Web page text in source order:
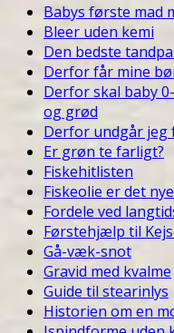
Babys første mad
Bleer uden kemi
Den bedste
Derfor får mine
Derfor skal baby
og grød
Derfor undgår jeg
Er grøn te farligt?
Fiskehitlisten
Fiskeolie er det
Fordele ved
Førstehjælp til
Gå-væk-snot
Gravid med kvalme
Guide til stearinlys
Historien om en